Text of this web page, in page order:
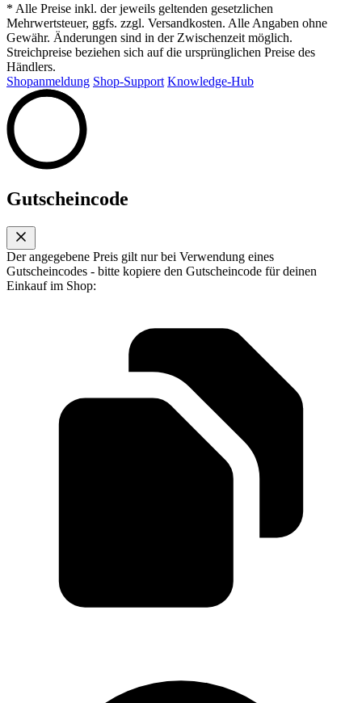
* Alle Preise inkl. der jeweils geltenden gesetzlichen
Mehrwertsteuer, ggfs. zzgl. Versandkosten. Alle Angaben ohne
Gewähr. Änderungen sind in der Zwischenzeit möglich.
Streichpreise beziehen sich auf die ursprünglichen Preise des
Händlers.
Shopanmeldung Shop-Support Knowledge-Hub
Gutscheincode
Der angegebene Preis gilt nur bei Verwendung eines
Gutscheincodes - bitte kopiere den Gutscheincode für deinen
Einkauf im Shop: